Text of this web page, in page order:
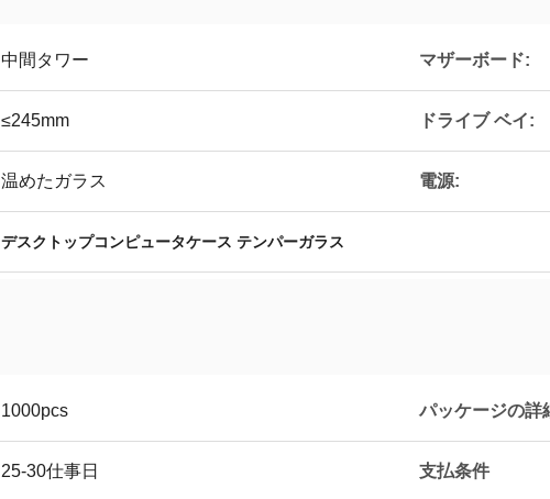
中間タワー マザーボード:
≤245mm ドライブ ベイ:
温めたガラス 電源:
デスクトップコンピュータケース テンパーガラス
1000pcs パッケージの詳
25-30仕事日 支払条件